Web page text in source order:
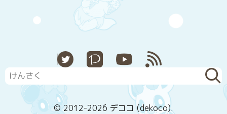
Pixiv YouTube
© 2012-2026 デココ (dekoco).